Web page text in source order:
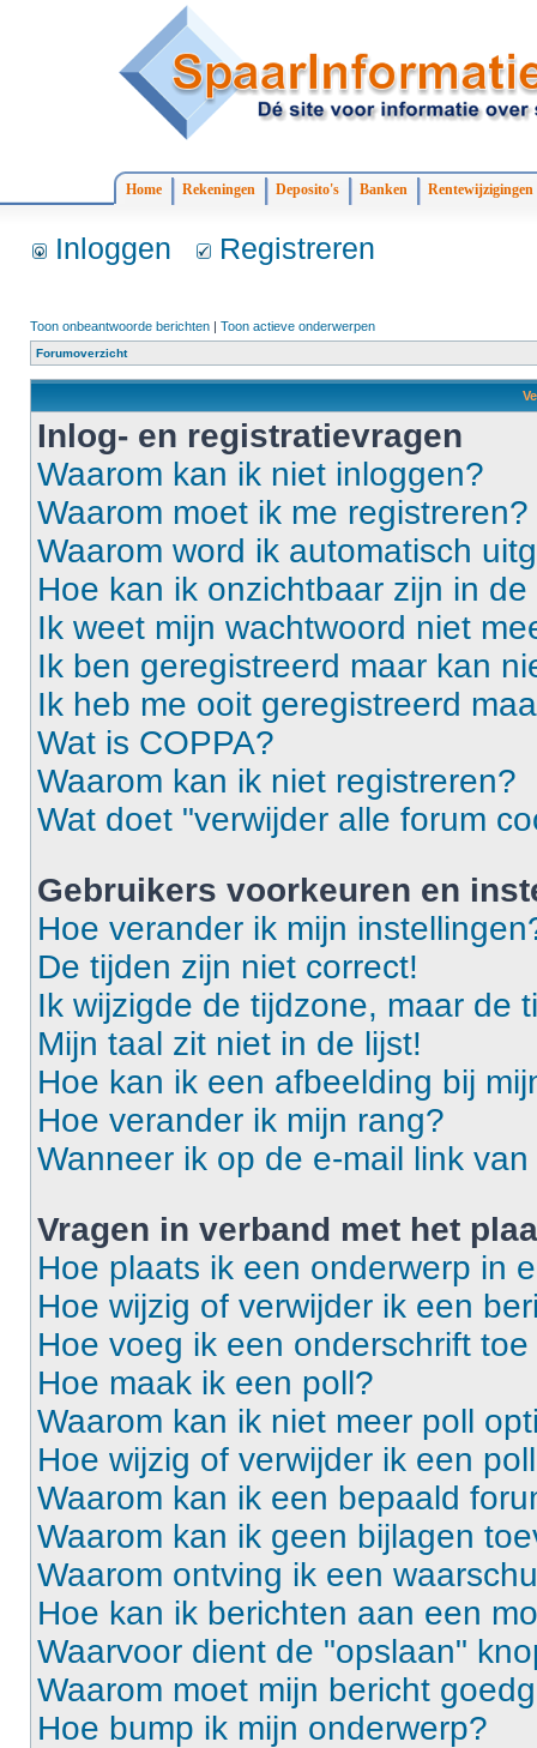
Home Rekeningen Deposito's Banken Rentewijzigingen
Inloggen Registreren
Toon onbeantwoorde berichten | Toon actieve onderwerpen
Forumoverzicht
Inlog- en registratievragen
Waarom kan ik niet inloggen?
Waarom moet ik me registreren?
Waarom word ik automatisch
Hoe kan ik onzichtbaar zijn in
Ik weet mijn wachtwoord niet
Ik ben geregistreerd maar kan
Ik heb me ooit geregistreerd
Wat is COPPA?
Waarom kan ik niet registreren?
Wat doet "verwijder alle forum
Gebruikers voorkeuren en
Hoe verander ik mijn
De tijden zijn niet correct!
Ik wijzigde de tijdzone, maar de
Mijn taal zit niet in de lijst!
Hoe kan ik een afbeelding bij
Hoe verander ik mijn rang?
Wanneer ik op de e-mail link
Vragen in verband met het
Hoe plaats ik een onderwerp in
Hoe wijzig of verwijder ik een
Hoe voeg ik een onderschrift
Hoe maak ik een poll?
Waarom kan ik niet meer poll
Hoe wijzig of verwijder ik een
Waarom kan ik een bepaald
Waarom kan ik geen bijlagen
Waarom ontving ik een
Hoe kan ik berichten aan een
Waarvoor dient de "opslaan"
Waarom moet mijn bericht
Hoe bump ik mijn onderwerp?